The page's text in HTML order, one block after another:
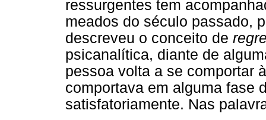
ressurgentes tem
meados do século passado,
descreveu o conceito de
psicanalítica, diante de
pessoa volta a se comportar
comportava em alguma fase
satisfatoriamente. Nas